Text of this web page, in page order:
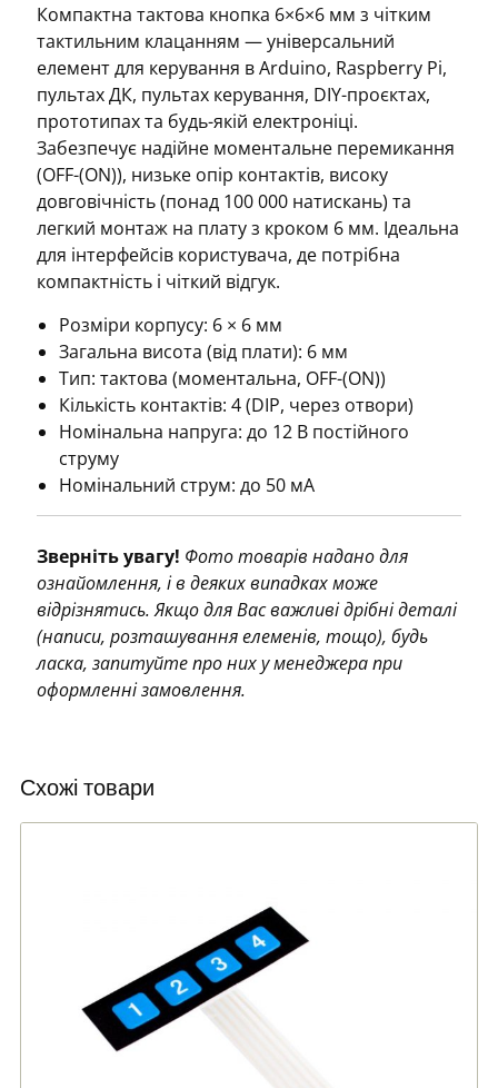
Компактна тактова кнопка 6×6×6 мм з чітким
тактильним клацанням — універсальний
елемент для керування в Arduino, Raspberry Pi,
пультах ДК, пультах керування, DIY-проєктах,
прототипах та будь-якій електроніці.
Забезпечує надійне моментальне перемикання
(OFF-(ON)), низьке опір контактів, високу
довговічність (понад 100 000 натискань) та
легкий монтаж на плату з кроком 6 мм. Ідеальна
для інтерфейсів користувача, де потрібна
компактність і чіткий відгук.
Розміри корпусу: 6 × 6 мм
Загальна висота (від плати): 6 мм
Тип: тактова (моментальна, OFF-(ON))
Кількість контактів: 4 (DIP, через отвори)
Номінальна напруга: до 12 В постійного
струму
Номінальний струм: до 50 мА
Зверніть увагу! Фото товарів надано для
ознайомлення, і в деяких випадках може
відрізнятись. Якщо для Вас важливі дрібні деталі
(написи, розташування елеменів, тощо), будь
ласка, запитуйте про них у менеджера при
оформленні замовлення.
Схожі товари